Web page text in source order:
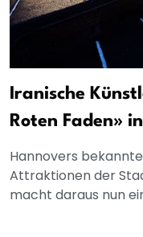
Iranische
Roten Faden»
Hannovers
Attraktionen der
macht daraus nun